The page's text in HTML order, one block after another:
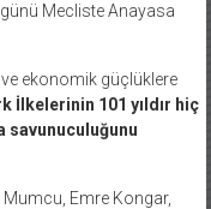
Mecliste Anayasa
ekonomik güçlüklere
İlkelerinin 101 yıldır hiç
savunuculuğunu
Emre Kongar,